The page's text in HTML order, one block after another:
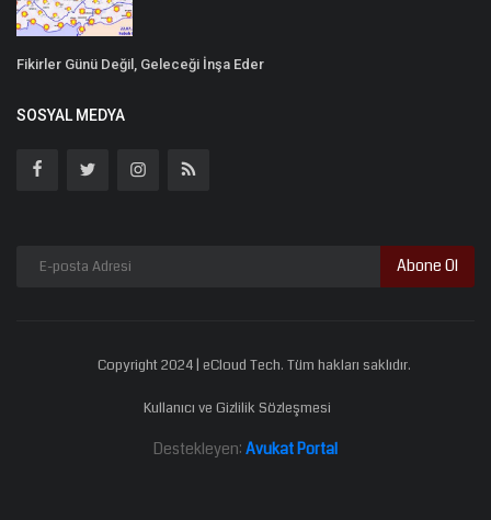
Fikirler Günü Değil, Geleceği İnşa Eder
SOSYAL MEDYA
Abone Ol
Copyright 2024 | eCloud Tech. Tüm hakları saklıdır.
Kullanıcı ve Gizlilik Sözleşmesi
Destekleyen: Avukat Portal